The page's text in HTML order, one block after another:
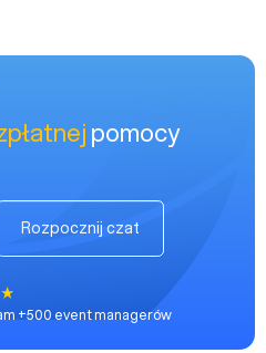
pomocy
Rozpocznij czat
+500 event managerów